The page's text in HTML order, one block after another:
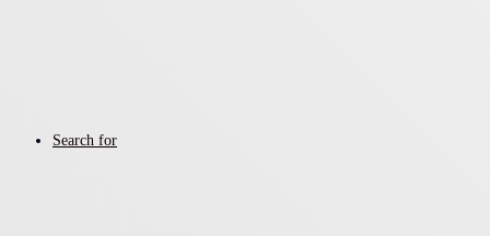
Search for